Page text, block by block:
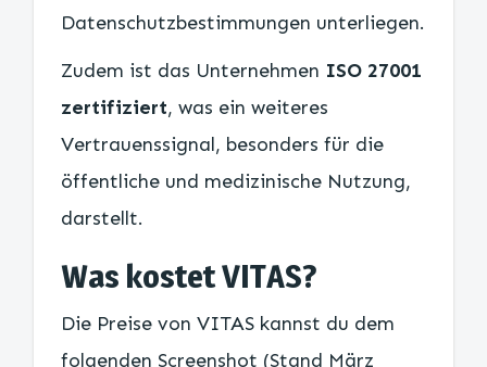
Datenschutzbestimmungen unterliegen.
Zudem ist das Unternehmen ISO 27001
zertifiziert, was ein weiteres
Vertrauenssignal, besonders für die
öffentliche und medizinische Nutzung,
darstellt.
Was kostet VITAS?
Die Preise von VITAS kannst du dem
folgenden Screenshot (Stand März